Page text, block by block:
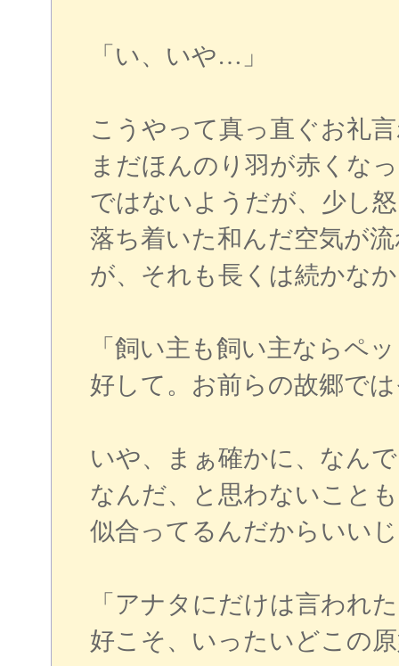
「い、いや…」
こうやって真っ直ぐお礼
まだほんのり羽が赤くな
ではないようだが、少し
落ち着いた和んだ空気が
が、それも長くは続かな
「飼い主も飼い主ならペ
好して。お前らの故郷で
いや、まぁ確かに、なん
なんだ、と思わないこと
似合ってるんだからいい
「アナタにだけは言われ
好こそ、いったいどこの